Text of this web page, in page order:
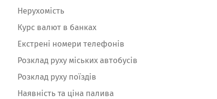
Нерухомість
Курс валют в банках
Екстрені номери телефонів
Розклад руху міських автобусів
Розклад руху поїздів
Наявність та ціна палива